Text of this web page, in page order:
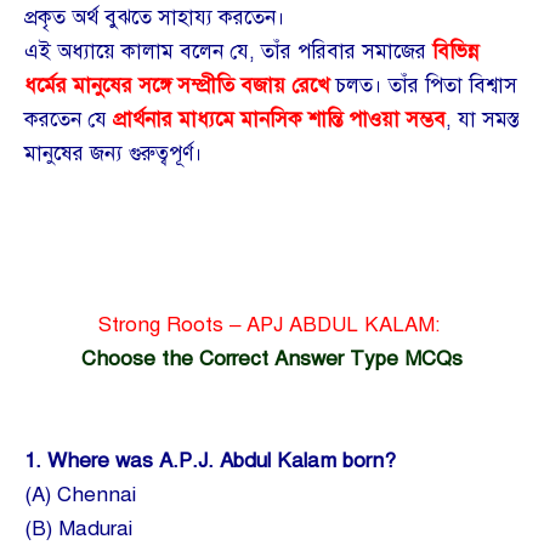
প্রকৃত অর্থ বুঝতে সাহায্য করতেন।
এই অধ্যায়ে কালাম বলেন যে, তাঁর পরিবার সমাজেরবিভিন্ন
ধর্মের মানুষের সঙ্গে সম্প্রীতি বজায় রেখেচলত। তাঁর পিতা বিশ্বাস
করতেন যে প্রার্থনার মাধ্যমে মানসিক শান্তি পাওয়া সম্ভব, যা সমস্ত
মানুষের জন্য গুরুত্বপূর্ণ।
Strong Roots – APJ ABDUL KALAM:
Choose the Correct Answer Type MCQs
1. Where was A.P.J. Abdul Kalam born?
(A) Chennai
(B) Madurai